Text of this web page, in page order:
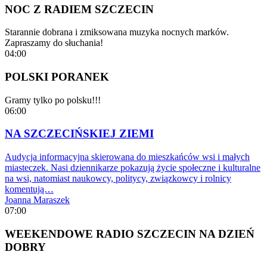
NOC Z RADIEM SZCZECIN
Starannie dobrana i zmiksowana muzyka nocnych marków.
Zapraszamy do słuchania!
04:00
POLSKI PORANEK
Gramy tylko po polsku!!!
06:00
NA SZCZECIŃSKIEJ ZIEMI
Audycja informacyjna skierowana do mieszkańców wsi i małych
miasteczek. Nasi dziennikarze pokazują życie społeczne i kulturalne
na wsi, natomiast naukowcy, politycy, związkowcy i rolnicy
komentują…
Joanna Maraszek
07:00
WEEKENDOWE RADIO SZCZECIN NA DZIEŃ
DOBRY